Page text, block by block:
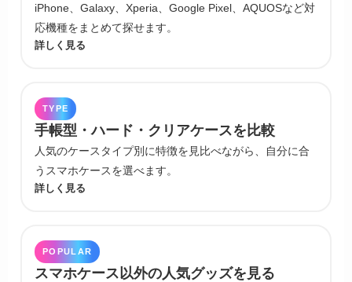
iPhone、Galaxy、Xperia、Google Pixel、AQUOSなど対
応機種をまとめて探せます。
詳しく見る
TYPE
手帳型・ハード・クリアケースを比較
人気のケースタイプ別に特徴を見比べながら、自分に合
うスマホケースを選べます。
詳しく見る
POPULAR
スマホケース以外の人気グッズを見る